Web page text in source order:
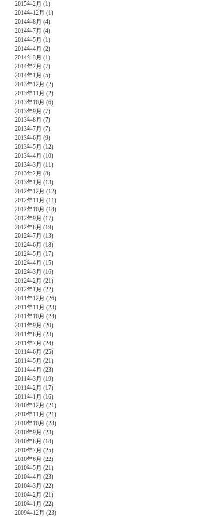
2015年2月 (1)
2014年12月 (1)
2014年8月 (4)
2014年7月 (4)
2014年5月 (1)
2014年4月 (2)
2014年3月 (1)
2014年2月 (7)
2014年1月 (5)
2013年12月 (2)
2013年11月 (2)
2013年10月 (6)
2013年9月 (7)
2013年8月 (7)
2013年7月 (7)
2013年6月 (9)
2013年5月 (12)
2013年4月 (10)
2013年3月 (11)
2013年2月 (8)
2013年1月 (13)
2012年12月 (12)
2012年11月 (11)
2012年10月 (14)
2012年9月 (17)
2012年8月 (19)
2012年7月 (13)
2012年6月 (18)
2012年5月 (17)
2012年4月 (15)
2012年3月 (16)
2012年2月 (21)
2012年1月 (22)
2011年12月 (26)
2011年11月 (23)
2011年10月 (24)
2011年9月 (20)
2011年8月 (23)
2011年7月 (24)
2011年6月 (25)
2011年5月 (21)
2011年4月 (23)
2011年3月 (19)
2011年2月 (17)
2011年1月 (16)
2010年12月 (21)
2010年11月 (21)
2010年10月 (28)
2010年9月 (23)
2010年8月 (18)
2010年7月 (25)
2010年6月 (22)
2010年5月 (21)
2010年4月 (23)
2010年3月 (22)
2010年2月 (21)
2010年1月 (22)
2009年12月 (23)